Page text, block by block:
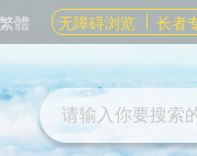
繁體 无障碍浏览 长者